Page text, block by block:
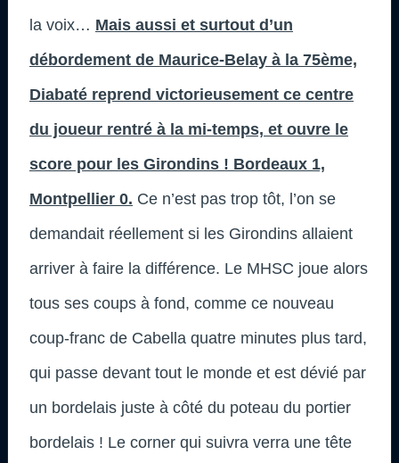
la voix… Mais aussi et surtout d’un
débordement de Maurice-Belay à la 75ème,
Diabaté reprend victorieusement ce centre
du joueur rentré à la mi-temps, et ouvre le
score pour les Girondins ! Bordeaux 1,
Montpellier 0. Ce n’est pas trop tôt, l’on se
demandait réellement si les Girondins allaient
arriver à faire la différence. Le MHSC joue alors
tous ses coups à fond, comme ce nouveau
coup-franc de Cabella quatre minutes plus tard,
qui passe devant tout le monde et est dévié par
un bordelais juste à côté du poteau du portier
bordelais ! Le corner qui suivra verra une tête